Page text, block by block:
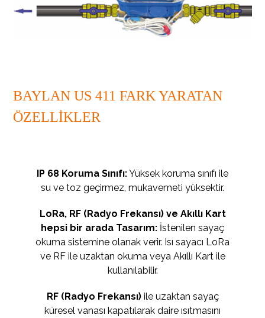
BAYLAN US 411 FARK YARATAN
ÖZELLİKLER
IP 68 Koruma Sınıfı:Yüksek koruma sınıfı ile
su ve toz geçirmez, mukavemeti yüksektir.
LoRa, RF (Radyo Frekansı) ve Akıllı Kart
hepsi bir arada Tasarım: İstenilen sayaç
okuma sistemine olanak verir. Isı sayacı LoRa
ve RF ile uzaktan okuma veya Akıllı Kart ile
kullanılabilir.
RF (Radyo Frekansı)ile uzaktan sayaç
küresel vanası kapatılarak daire ısıtmasını